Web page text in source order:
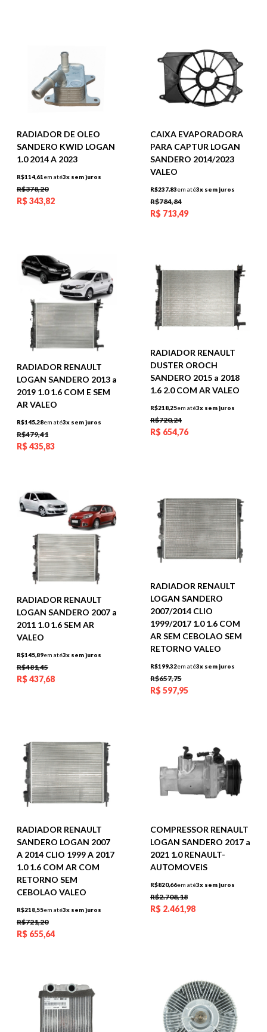
RADIADOR DE OLEO
SANDERO KWID LOGAN
1.0 2014 A 2023
R$114,61 em até3x sem juros
R$378,20
R$343,82
CAIXA EVAPORADORA
PARA CAPTUR LOGAN
SANDERO 2014/2023
VALEO
R$237,83em até3x sem juros
R$784,84
R$ 713,49
RADIADOR RENAULT
LOGAN SANDERO 2013 a
2019 1.0 1.6 COM E SEM
AR VALEO
R$145,28em até3x sem juros
R$479,41
R$435,83
RADIADOR RENAULT
DUSTER OROCH
SANDERO 2015 a 2018
1.6 2.0 COM AR VALEO
R$218,25em até3x sem juros
R$720,24
R$ 654,76
RADIADOR RENAULT
LOGAN SANDERO 2007 a
2011 1.0 1.6 SEM AR
VALEO
R$145,89em até3x sem juros
R$481,45
R$437,68
RADIADOR RENAULT
LOGAN SANDERO
2007/2014 CLIO
1999/2017 1.0 1.6 COM
AR SEM CEBOLAO SEM
RETORNO VALEO
R$199,32em até3x sem juros
R$657,75
R$597,95
RADIADOR RENAULT
SANDERO LOGAN 2007
A 2014 CLIO 1999 A 2017
1.0 1.6 COM AR COM
RETORNO SEM
CEBOLAO VALEO
R$218,55em até3x sem juros
R$721,20
R$ 655,64
COMPRESSOR RENAULT
LOGAN SANDERO 2017 a
2021 1.0 RENAULT-
AUTOMOVEIS
R$820,66em até3x sem juros
R$2.708,18
R$ 2.461,98